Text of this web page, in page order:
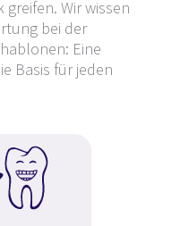
Wir wissen
bei der
Eine
Basis für jeden